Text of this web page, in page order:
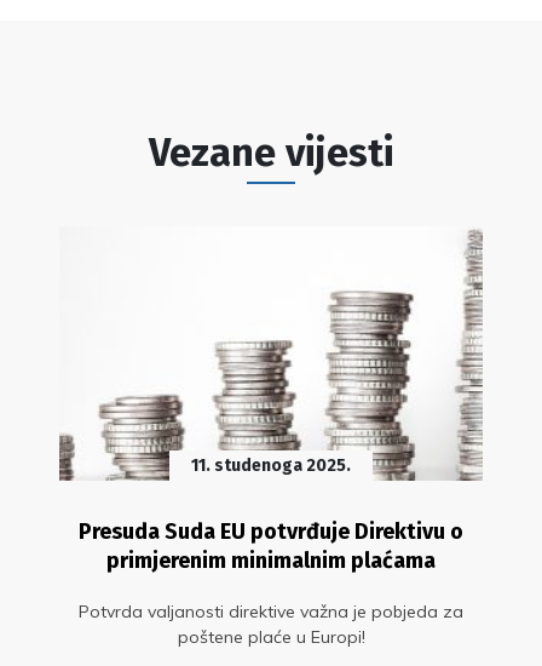
Vezane vijesti
11. studenoga 2025.
Presuda Suda EU potvrđuje Direktivu o
primjerenim minimalnim plaćama
Potvrda valjanosti direktive važna je pobjeda za
poštene plaće u Europi!